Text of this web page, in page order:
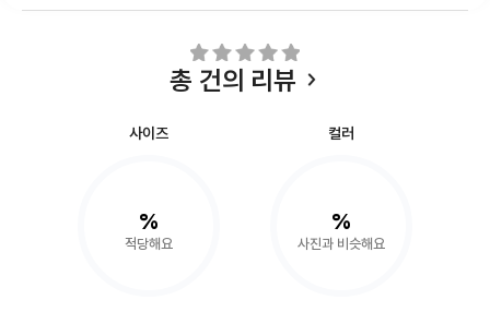
총 건의 리뷰
사이즈
%
적당해요
컬러
%
사진과 비슷해요